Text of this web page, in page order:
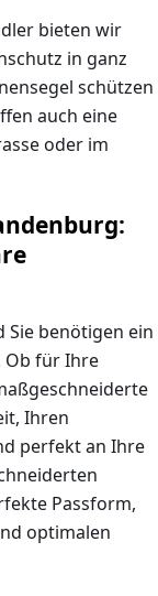
bieten wir
in ganz
schützen
auch eine
oder im
Sie benötigen ein
Ob für Ihre
Ihren
perfekt an Ihre
Passform,
optimalen